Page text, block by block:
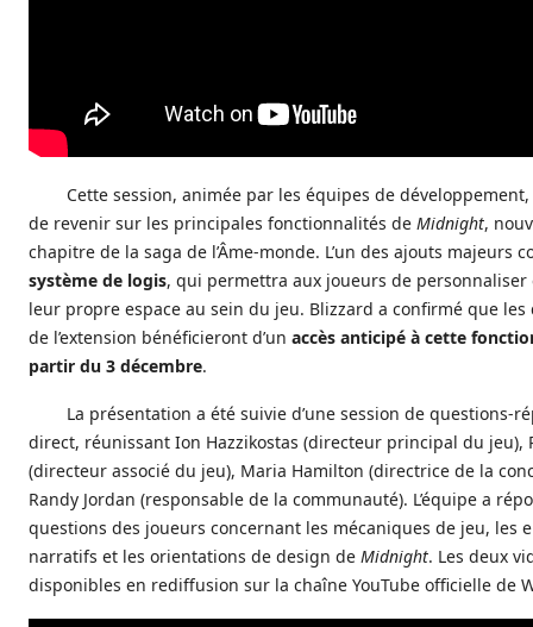
Cette session, animée par les équipes de
de revenir sur les principales fonctionnalités de Midnight,
chapitre de la saga de l’Âme-monde. L’un des ajouts majeurs
système de logis, qui permettra aux joueurs de personnaliser
leur propre espace au sein du jeu. Blizzard a confirmé que
de l’extension bénéficieront d’un accès anticipé à cette
partir du 3 décembre.
La présentation a été suivie d’une session de questions-
direct, réunissant Ion Hazzikostas (directeur principal du jeu),
(directeur associé du jeu), Maria Hamilton (directrice de la
Randy Jordan (responsable de la communauté). L’équipe a
questions des joueurs concernant les mécaniques de jeu, les
narratifs et les orientations de design de Midnight. Les deux
disponibles en rediffusion sur la chaîne YouTube officielle de